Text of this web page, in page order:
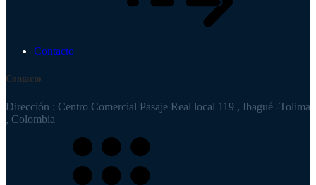
Contacto
Contacto
Dirección : Centro Comercial Pasaje Real local 119 , Ibagué -Tolima
, Colombia